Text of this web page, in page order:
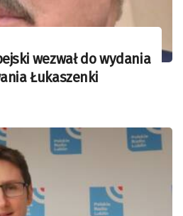
wezwał do wydania
Łukaszenki